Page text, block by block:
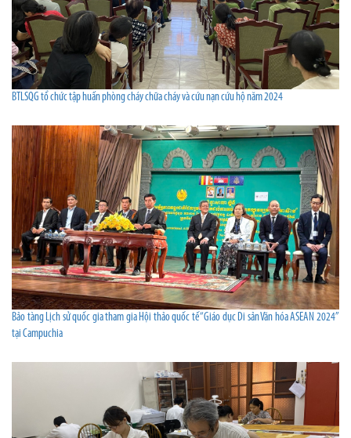
BTLSQG tổ chức tập huấn phòng cháy chữa cháy và cứu nạn cứu hộ năm 2024
Bảo tàng Lịch sử quốc gia tham gia Hội thảo quốc tế “Giáo dục Di sản Văn hóa ASEAN 2024”
tại Campuchia